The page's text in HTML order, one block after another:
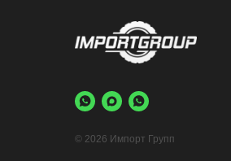
© 2026 Импорт Групп